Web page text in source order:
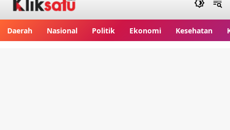
Daerah Nasional Politik Ekonomi Kesehatan